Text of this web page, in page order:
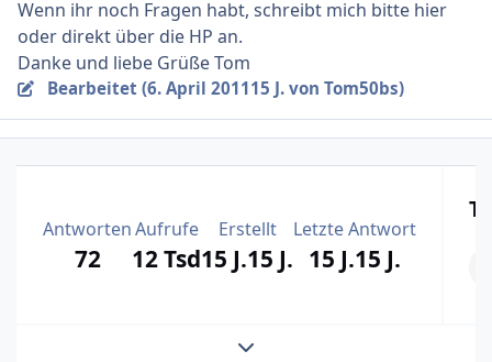
Wenn ihr noch Fragen habt, schreibt mich bitte hier
oder direkt über die HP an.
Danke und liebe Grüße Tom
Bearbeitet (6. April 201115 J.von Tom50bs)
Antworten
72
Aufrufe
12 Tsd
Erstellt
15 J.15 J.
Letzte Antwort
15 J.15 J.
Themenansicht erweitern